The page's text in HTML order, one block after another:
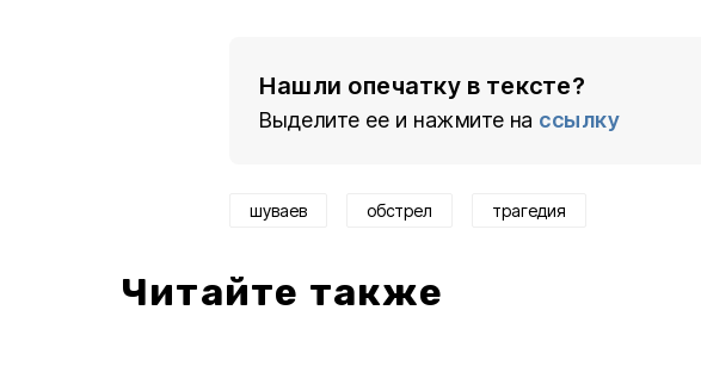
Нашли опечатку в тексте?
Выделите ее и нажмите на ссылку
шуваев обстрел трагедия
Читайте также